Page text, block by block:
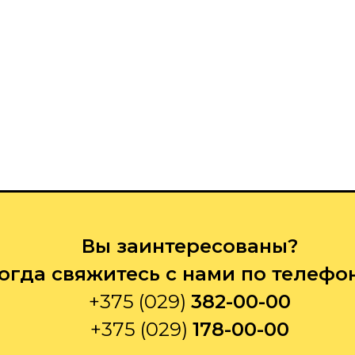
Вы заинтересованы?
свяжитесь с нами по
+375 (029) 382-00-00
+375 (029) 178-00-00